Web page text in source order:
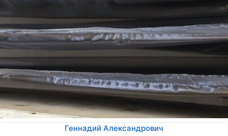
Геннадий Александрович